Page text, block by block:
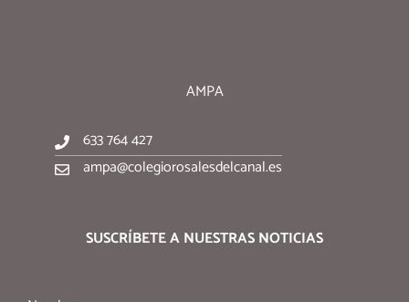
AMPA
633 764 427
ampa@colegiorosalesdelcanal.es
SUSCRÍBETE A NUESTRAS NOTICIAS